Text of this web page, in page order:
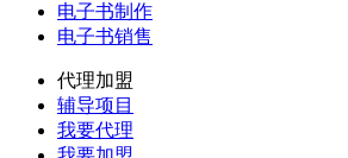
电子书制作
电子书销售
代理加盟
辅导项目
我要代理